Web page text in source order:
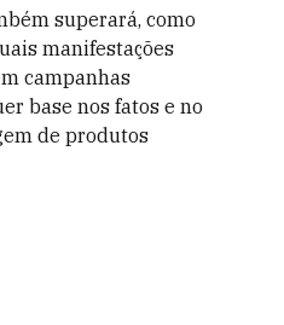
superará, como
manifestações
campanhas
base nos fatos e no
de produtos